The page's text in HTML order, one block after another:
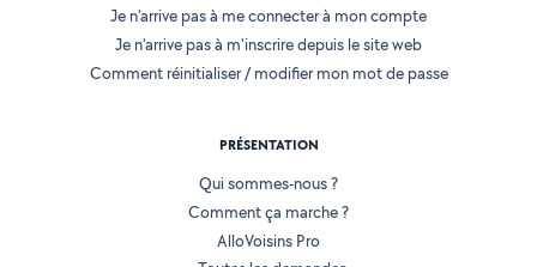
Je n'arrive pas à me connecter à mon compte
Je n'arrive pas à m'inscrire depuis le site web
Comment réinitialiser / modifier mon mot de passe
PRÉSENTATION
Qui sommes-nous ?
Comment ça marche ?
AlloVoisins Pro